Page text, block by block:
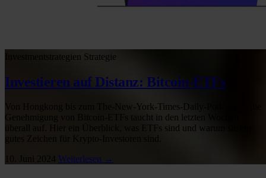
Investmentstrategien Strategie
Investieren auf Distanz: Bitcoin-ETFs
Von Hongkong bis zum The-New-York-Times-Daily-Podcast — die
Genehmigung von Bitcoin-ETFs taucht in den letzten Wochen
überall auf. Hier ein Überblick, was ETFs sind und warum sie ein
10. Juni 2024 Weiterlesen →